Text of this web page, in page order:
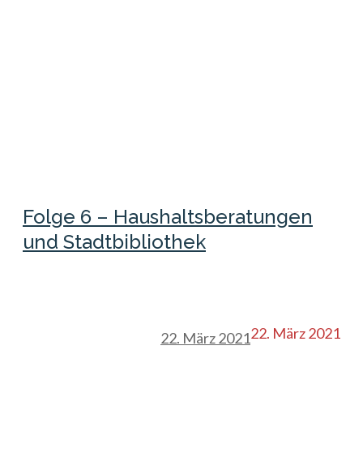
Folge 6 – Haushaltsberatungen
und Stadtbibliothek
22. März 2021
22. März 2021